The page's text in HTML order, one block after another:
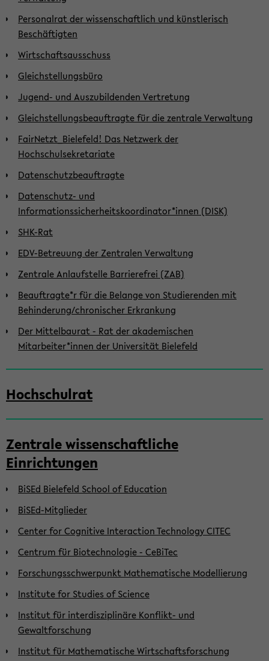
Personalrat der wissenschaftlich und künstlerisch
Beschäftigten
Wirtschaftsausschuss
Gleichstellungsbüro
Jugend- und Auszubildenden Vertretung
Gleichstellungsbeauftragte für die zentrale Verwaltung
FairNetzt_Bielefeld! Das Netzwerk der
Hochschulsekretariate
Datenschutzbeauftragte
Datenschutz- und
Informationssicherheitskoordinator*innen (DISK)
SHK-Rat
EDV-Betreuung der Zentralen Verwaltung
Zentrale Anlaufstelle Barrierefrei (ZAB)
Beauftragte*r für die Belange von Studierenden mit
Behinderung/chronischer Erkrankung
Der Mittelbaurat - Rat der akademischen
Mitarbeiter*innen der Universität Bielefeld
Hochschulrat
Zentrale wissenschaftliche
Einrichtungen
BiSEd Bielefeld School of Education
BiSEd-Mitglieder
Center for Cognitive Interaction Technology CITEC
Centrum für Biotechnologie - CeBiTec
Forschungsschwerpunkt Mathematische Modellierung
Institute for Studies of Science
Institut für interdisziplinäre Konflikt- und
Gewaltforschung
Institut für Mathematische Wirtschaftsforschung